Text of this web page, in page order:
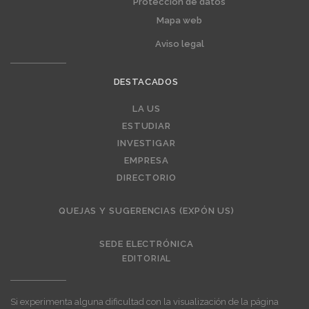
Mapa web
Aviso legal
DESTACADOS
LA US
ESTUDIAR
INVESTIGAR
EMPRESA
DIRECTORIO
QUEJAS Y SUGERENCIAS (EXPÓN US)
SEDE ELECTRÓNICA
EDITORIAL
Si experimenta alguna dificultad con la visualización de la página